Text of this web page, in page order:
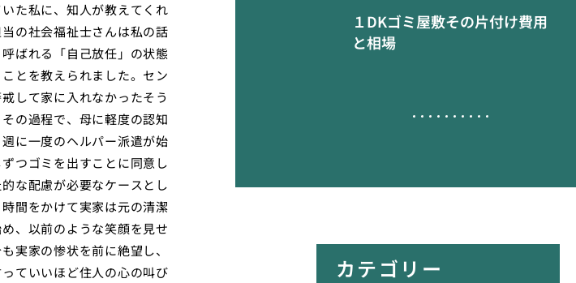
１DKゴミ屋敷その片付け費用
と相場
た私に、知人が教えてくれ
の社会福祉士さんは私の話
ばれる「自己放任」の状態
とを教えられました。セン
して家に入れなかったそう
の過程で、母に軽度の認知
に一度のヘルパー派遣が始
つゴミを出すことに同意し
な配慮が必要なケースとし
間をかけて実家は元の清潔
、以前のような笑顔を見せ
実家の惨状を前に絶望し、
ていいほど住人の心の叫び
カテゴリー